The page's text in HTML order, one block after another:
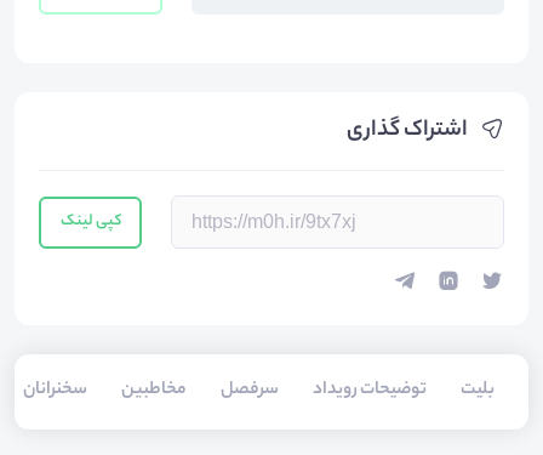
اشتراک گذاری
کپی لینک
بلیت‌ توضیحات رویداد سرفصل مخاطبین سخنرانان